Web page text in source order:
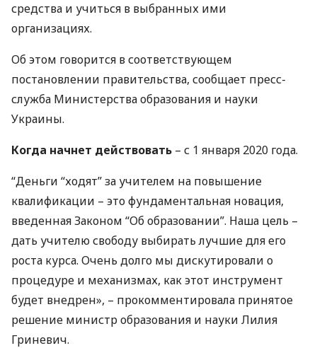
средства и учиться в выбранных ими
организациях.
Об этом говорится в соответствующем
постановлении правительства, сообщает пресс-
служба Министерства образования и науки
Украины.
Когда начнет действовать – с 1 января 2020 года.
“Деньги “ходят” за учителем на повышение
квалификации – это фундаментальная новация,
введенная Законом “Об образовании”. Наша цель –
дать учителю свободу выбирать лучшие для его
роста курса. Очень долго мы дискутировали о
процедуре и механизмах, как этот инструмент
будет внедрен», – прокомментировала принятое
решение министр образования и науки Лилия
Гриневич.